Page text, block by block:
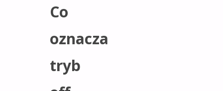
Co
oznacza
tryb